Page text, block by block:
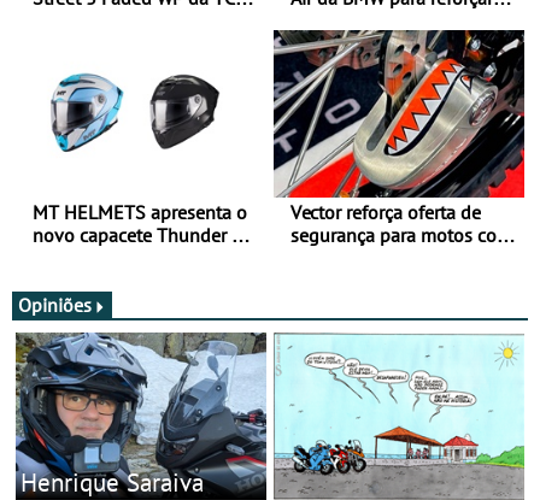
verão
MT HELMETS apresenta o
novo capacete Thunder 4 R
Vector reforça oferta de
segurança para motos com
Opiniões
Henrique Saraiva